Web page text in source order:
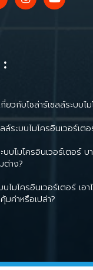
ยวกับโซล่าร์เซลล์ระบบไ
ล์ระบบไมโครอินเวอร์เตอ
บบไมโครอินเวอร์เตอร์ บ
ต่าง?
บไมโครอินเวอร์เตอร์ เอ
มค่าหรือเปล่า?